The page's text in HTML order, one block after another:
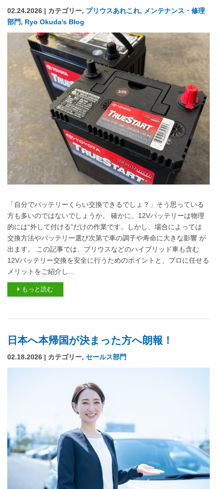
02.24.2026 | カテゴリー, プリウスあれこれ, メンテナンス・修理
部門, Ryo Okuda's Blog
「自分でバッテリーくらい交換できるでしょ？」そう思っている
方も多いのではないでしょうか。 確かに、12Vバッテリーは物理
的には“外して付ける”だけの作業です。しかし、場合によっては
交換方法やバッテリー選び次第で車の調子や寿命に大きな影響 が
出ます。 この記事では、プリウスなどのハイブリッド車も含む
12Vバッテリー交換を安全に行うためのポイントと、プロに任せる
メリットをご紹介し...
もっと読む
日本へ本帰国が決まった方へ朗報！
02.18.2026 | カテゴリー, セールス部門